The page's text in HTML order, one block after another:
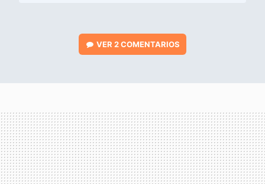
VER2 COMENTARIOS